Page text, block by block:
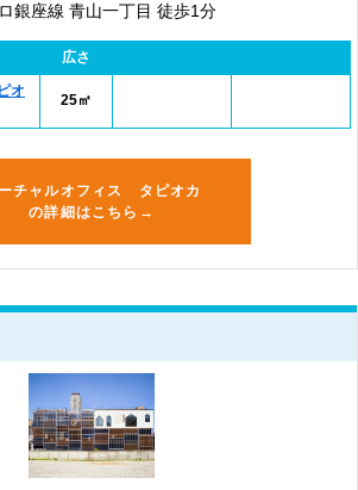
銀座線 青山一丁目 徒歩1分
広さ
オ
25㎡
チャルオフィス タピオカ
の詳細はこちら→